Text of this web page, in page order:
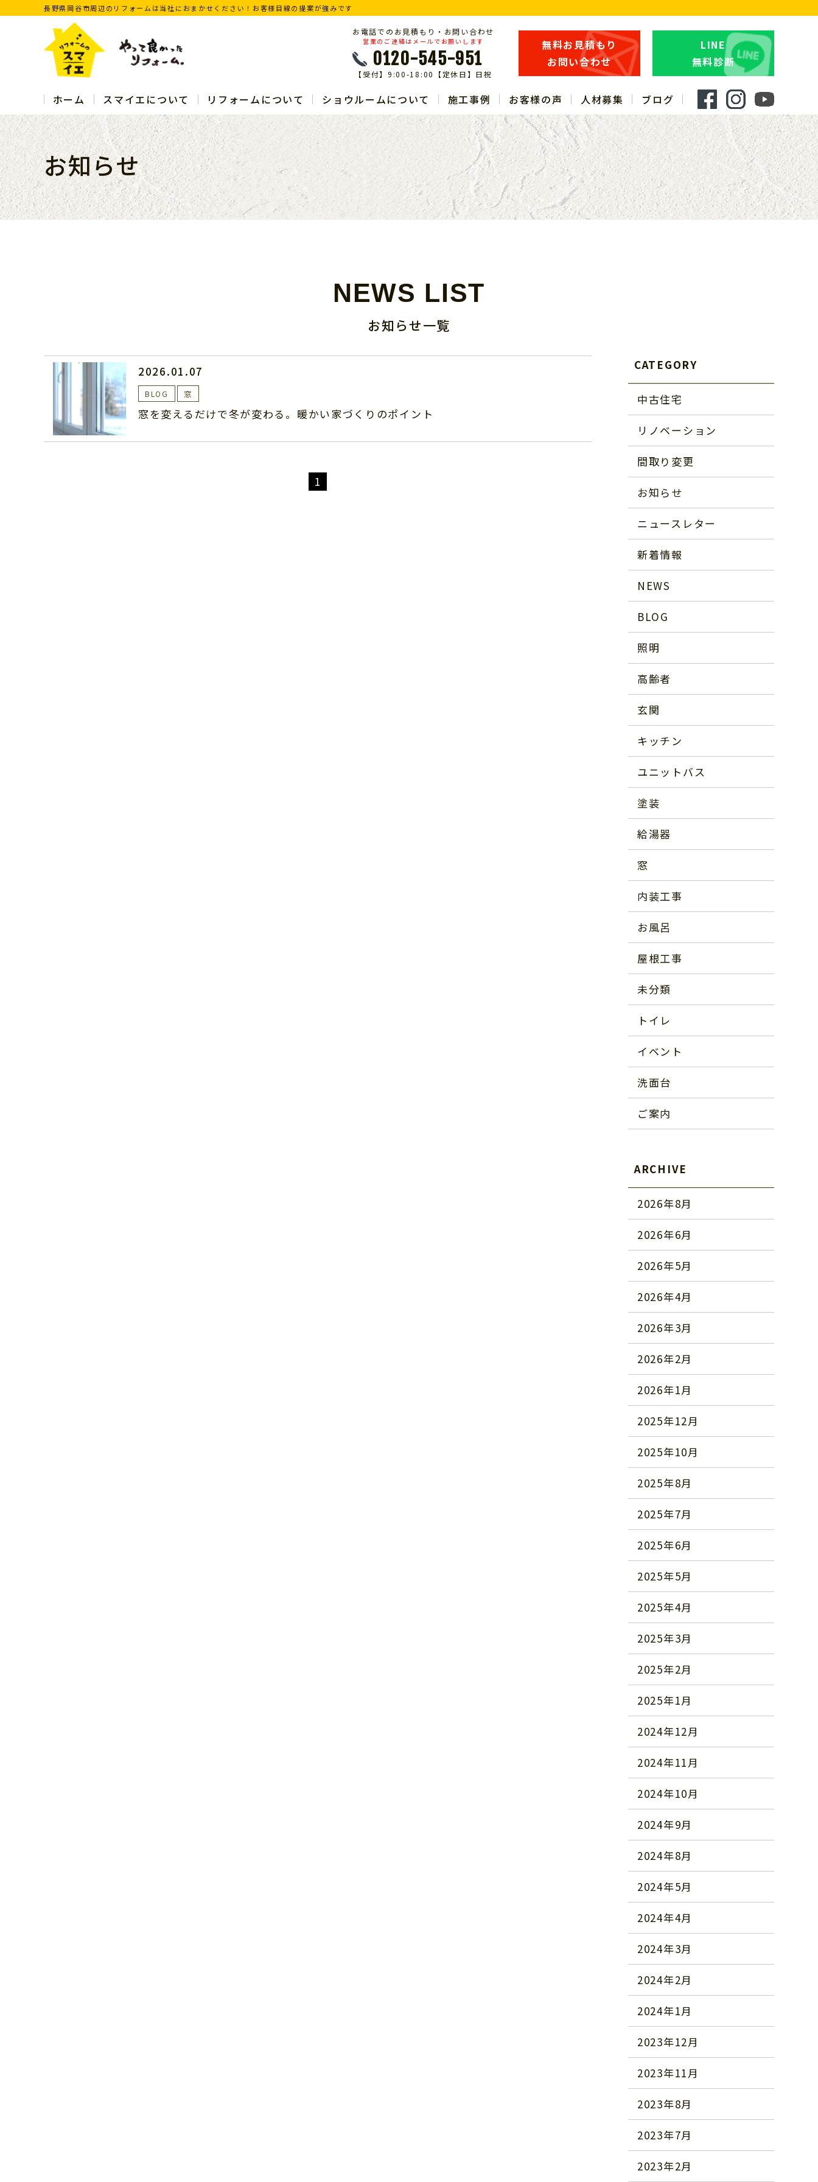
長野県岡谷市周辺のリフォームは当社におまかせください！お客様目線の提案が強みです
お電話でのお見積もり・お問い合わせ
営業のご連絡はメールでお願いします
0120-545-951
【受付】9:00-18:00【定休日】日祝
無料お見積もり
お問い合わせ
LINE
無料診断
ホーム スマイエについて リフォームについて ショウルームについて 施工事例 お客様の声 人材募集 ブログ
お知らせ
NEWS LIST
お知らせ一覧
2026.01.07
BLOG 窓
窓を変えるだけで冬が変わる。暖かい家づくりのポイント
1
CATEGORY
中古住宅
リノベーション
間取り変更
お知らせ
ニュースレター
新着情報
NEWS
BLOG
照明
高齢者
玄関
キッチン
ユニットバス
塗装
給湯器
窓
内装工事
お風呂
屋根工事
未分類
トイレ
イベント
洗面台
ご案内
ARCHIVE
2026年8月
2026年6月
2026年5月
2026年4月
2026年3月
2026年2月
2026年1月
2025年12月
2025年10月
2025年8月
2025年7月
2025年6月
2025年5月
2025年4月
2025年3月
2025年2月
2025年1月
2024年12月
2024年11月
2024年10月
2024年9月
2024年8月
2024年5月
2024年4月
2024年3月
2024年2月
2024年1月
2023年12月
2023年11月
2023年8月
2023年7月
2023年2月